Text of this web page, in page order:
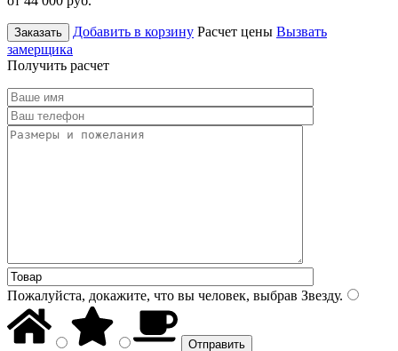
Заказать Добавить в корзину Расчет цены Вызвать
замерщика
Получить расчет
Пожалуйста, докажите, что вы человек, выбрав Звезду.